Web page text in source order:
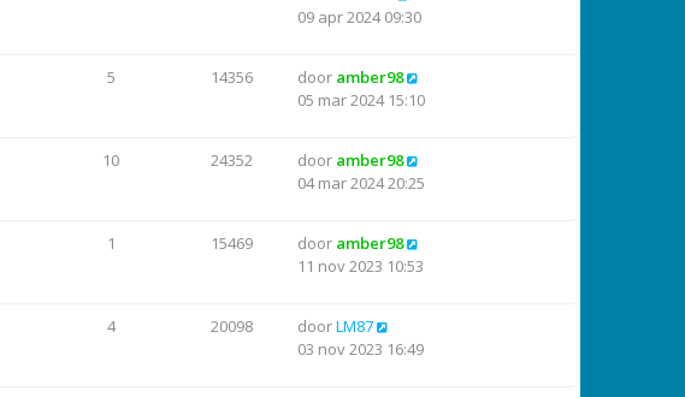
09 apr 2024 09:30
5 14356 door amber98
05 mar 2024 15:10
10 24352 door amber98
04 mar 2024 20:25
1 15469 door amber98
11 nov 2023 10:53
4 20098 doorLM87
03 nov 2023 16:49